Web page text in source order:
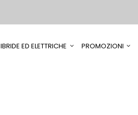
IBRIDE ED ELETTRICHE PROMOZIONI